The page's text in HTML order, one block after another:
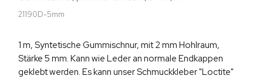
21190D-5mm
1 m, Syntetische Gummischnur, mit 2 mm Hohlraum,
Stärke 5 mm. Kann wie Leder an normale Endkappen
geklebt werden. Es kann unser Schmuckkleber "Loctite"